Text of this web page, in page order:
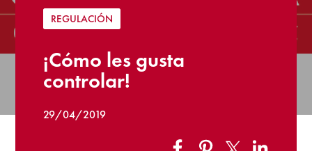
REGULACIÓN
¡Cómo les gusta
controlar!
29/04/2019